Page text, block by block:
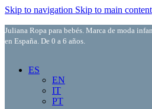
Skip to navigation Skip to main content
Juliana Ropa para bebés. Marca de moda
en España. De 0 a 6 años.
ES
EN
IT
PT